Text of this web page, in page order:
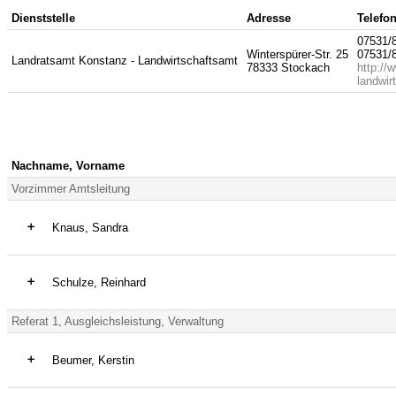
Dienststelle Adresse
Landratsamt Konstanz - Landwirtschaftsamt
Winterspürer-Str. 25
78333 Stockach
07531/
07531/
http://
Nachname, Vorname
Vorzimmer Amtsleitung
Knaus, Sandra
Tätigkeit:
Sekretariat Amtsleitung, Haushalt
Vorzimmer Amtsleitung
Schulze, Reinhard
Tätigkeit:
Amts- u. Schulleitung
Organisationseinheit:
Referat 1, Ausgleichsleistung, Verwaltung
Beumer, Kerstin
Tätigkeit: